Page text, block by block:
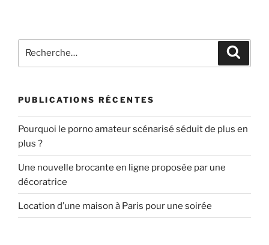
pour
PUBLICATIONS RÉCENTES
Pourquoi le porno amateur scénarisé séduit de plus en
plus ?
Une nouvelle brocante en ligne proposée par une
décoratrice
Location d’une maison à Paris pour une soirée